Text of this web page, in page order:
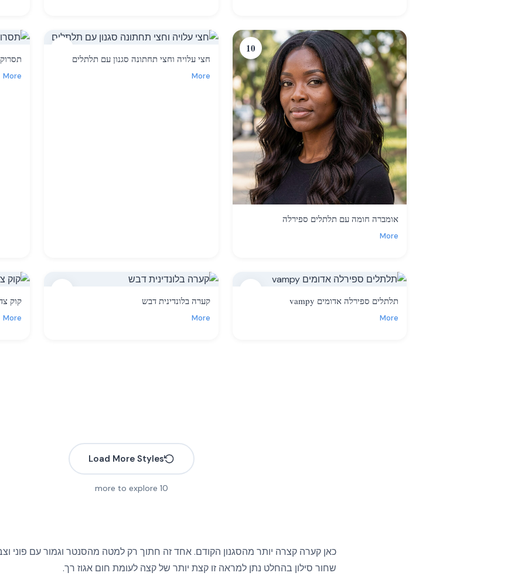
10
אומברה חומה עם תלתלים ספירלה
More
חצי עלויה וחצי תחתונה סגנון עם תלתלים
More
More
תלתלים ספירלה אדומים vampy
More
קערה בלונדינית דבש
More
קוק
More
Load More Styles
10
כאן קערה קצרה יותר מהסגנון הקודם. אחד זה חתוך רק למטה מהסנטר וגמור עם פוני
שחור סילון בהחלט נתן למראה זו קצת יותר של קצה לעומת חום אגוז רך.